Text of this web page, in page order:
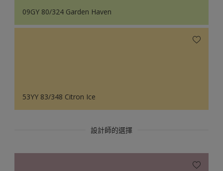
09GY 80/324 Garden Haven
53YY 83/348 Citron Ice
設計師的選擇